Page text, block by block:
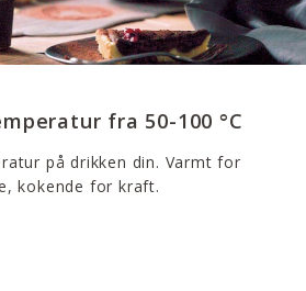
fra 50-100 °C
på drikken din. Varmt for
kokende for kraft.